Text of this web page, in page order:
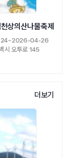
상의산나물축제
04-26
시 오투로 145
더보기